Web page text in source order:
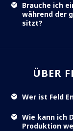
Brauche ich
während der
sitzt?
ÜBER
Wer ist Feld
Wie kann ich
Produktion